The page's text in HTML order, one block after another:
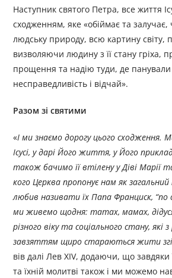
Наступник святого Петра, все життя
сходженням, яке «обіймає та
людську природу, всю картину світу,
визволяючи людину з її стану гріха,
прощення та надію туди, де панували
несправедливість і відчай».
Разом зі святими
«І ми знаємо дорогу цього сходження.
Ісусі, у дарі Його життя, у Його
також бачимо її втілену у Діві Марії
кого Церква пропонує нам як
любив називати їх Папа Франциск, “по
ми живемо щодня: татах, мамах,
різного віку та соціального стану, які
завзяттям щиро стараються жити
вів далі Лев XIV, додаючи, що завдяки
та їхній молитві також і ми можемо